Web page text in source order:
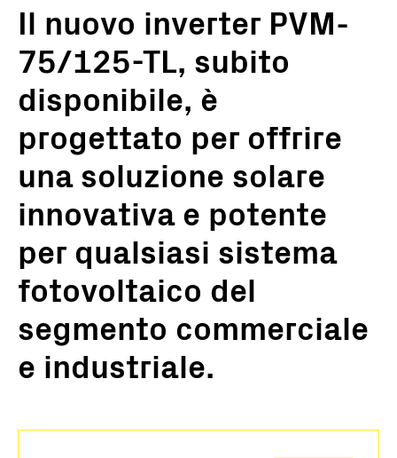
Il nuovo inverter PVM-
75/125-TL, subito
disponibile, è
progettato per offrire
una soluzione solare
innovativa e potente
per qualsiasi sistema
fotovoltaico del
segmento commerciale
e industriale.